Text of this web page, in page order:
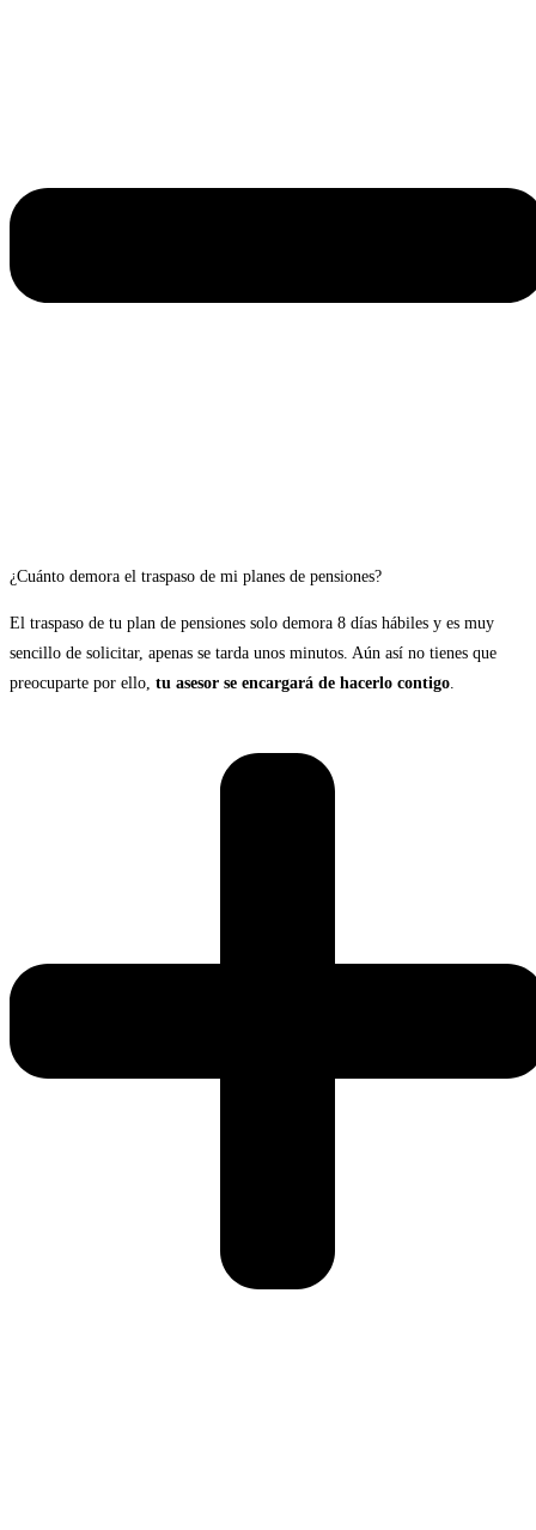
¿Cuánto demora el traspaso de mi planes de pensiones?
El traspaso de tu plan de pensiones solo demora 8 días hábiles y es muy
sencillo de solicitar, apenas se tarda unos minutos. Aún así no tienes que
preocuparte por ello, tu asesor se encargará de hacerlo contigo.